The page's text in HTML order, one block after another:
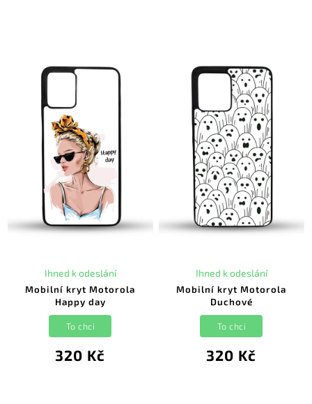
Mobilní kryt Motorola
Happy day
Ihned k odeslání
320 Kč
To chci
Mobilní kryt Motorola
Duchové
Ihned k odeslání
320 Kč
To chci